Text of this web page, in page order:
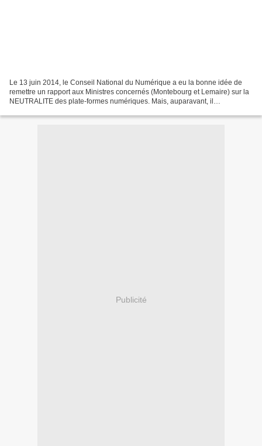
Le 13 juin 2014, le Conseil National du Numérique a eu la bonne idée de
remettre un rapport aux Ministres concernés (Montebourg et Lemaire) sur la
NEUTRALITE des plate-formes numériques. Mais, auparavant, il
Publicité